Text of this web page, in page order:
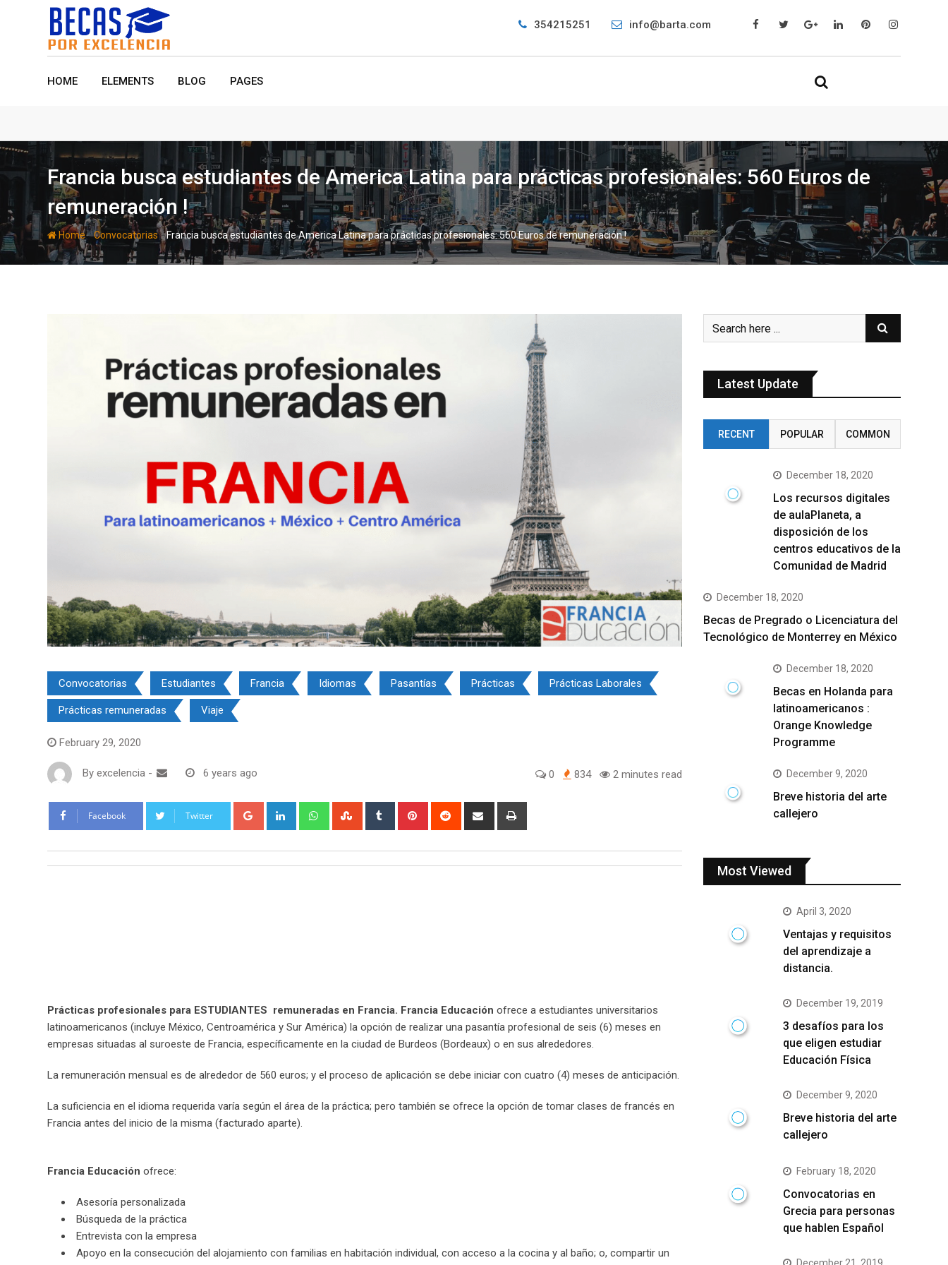
354215251 info@barta.com
HOME ELEMENTS BLOG PAGES
Francia busca estudiantes de America Latina para prácticas profesionales: 560 Euros de
remuneración !
Home-Convocatorias-Francia busca estudiantes de America Latina para prácticas profesionales: 560 Euros de remuneración !
Convocatorias Estudiantes Francia Idiomas Pasantías Prácticas Prácticas Laborales
Prácticas remuneradas Viaje
February 29, 2020
By excelencia - 6 years ago 0 834 2 minutes read
Facebook Twitter Google+ LinkedIn WhatsappStumbleUpon
Tumblr Pinterest Reddit
Share
Prácticas profesionales para ESTUDIANTES remuneradas en Francia. Francia Educación ofrece a estudiantes universitarios
latinoamericanos (incluye México, Centroamérica y Sur América) la opción de realizar una pasantía profesional de seis (6) meses en
empresas situadas al suroeste de Francia, específicamente en la ciudad de Burdeos (Bordeaux) o en sus alrededores.
La remuneración mensual es de alrededor de 560 euros; y el proceso de aplicación se debe iniciar con cuatro (4) meses de anticipación.
La suficiencia en el idioma requerida varía según el área de la práctica; pero también se ofrece la opción de tomar clases de francés en
Francia antes del inicio de la misma (facturado aparte).
Francia Educación ofrece:
Asesoría personalizada
Búsqueda de la práctica
Entrevista con la empresa
Apoyo en la consecución del alojamiento con familias en habitación individual, con acceso a la cocina y al baño; o, compartir un
Latest Update
RECENT POPULAR COMMON
December 18, 2020
Los recursos digitales
de aulaPlaneta, a
disposición de los
centros educativos de la
Comunidad de Madrid
December 18, 2020
Becas de Pregrado o Licenciatura del
Tecnológico de Monterrey en México
December 18, 2020
Becas en Holanda para
latinoamericanos :
Orange Knowledge
Programme
December 9, 2020
Breve historia del arte
callejero
Most Viewed
April 3, 2020
Ventajas y requisitos
del aprendizaje a
distancia.
December 19, 2019
3 desafíos para los
que eligen estudiar
Educación Física
December 9, 2020
Breve historia del arte
callejero
February 18, 2020
Convocatorias en
Grecia para personas
que hablen Español